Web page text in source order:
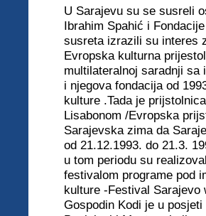
U Sarajevu su se susreli
Ibrahim Spahić i
susreta izrazili su interes
Evropska kulturna
multilateralnoj saradnji sa
i njegova fondacija od
kulture .Tada je
Lisabonom /Evropska
Sarajevska zima da
od 21.12.1993. do 21.3.
u tom periodu su
festivalom programe pod
kulture -Festival Sarajevo
Gospodin Kodi je u